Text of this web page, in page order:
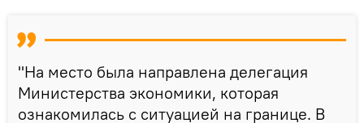
"На место была направлена делегация
Министерства экономики, которая
ознакомилась с ситуацией на границе. В